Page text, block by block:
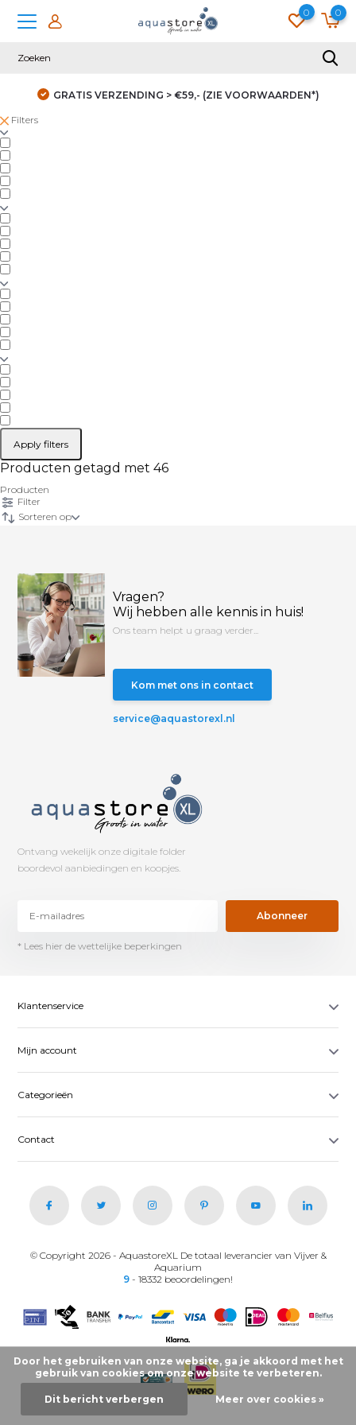
0 0
GRATIS VERZENDING > €59,- (ZIE VOORWAARDEN*)
Filters
Apply filters
Producten getagd met 46
Producten
Filter
Sorteren op
Vragen?
Wij hebben alle kennis in huis!
Ons team helpt u graag verder...
Kom met ons in contact
service@aquastorexl.nl
Ontvang wekelijk onze digitale folder
boordevol aanbiedingen en koopjes.
Abonneer
* Lees hier de wettelijke beperkingen
Klantenservice
Mijn account
Categorieën
Contact
© Copyright 2026 - AquastoreXL De totaal leverancier van Vijver &
Aquarium
9 - 18332 beoordelingen!
Door het gebruiken van onze website, ga je akkoord met het
gebruik van cookies om onze website te verbeteren.
Dit bericht verbergen Meer over cookies »